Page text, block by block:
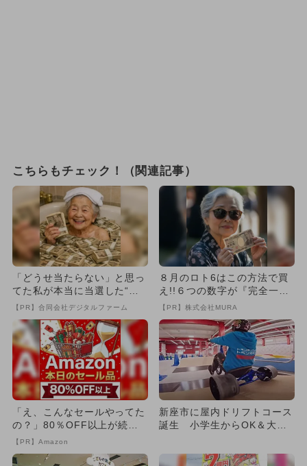
こちらもチェック！（関連記事）
「どうせ当たらない」と思っ
てた私が本当に当選した“買
い方”がこれ
【PR】合同会社デジタルファーム
８月のロト6はこの方法で買
え!!６つの数字が『完全一
致』する方法
【PR】株式会社MURA
「え、こんなセールやってた
の？」80％OFF以上が続々
登場！Amazonの本気が...
【PR】Amazon
新座市に屋内ドリフトコース
誕生 小学生からOK＆大人